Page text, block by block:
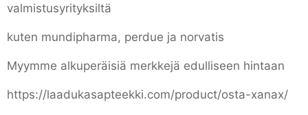
valmistusyrityksiltä
kuten mundipharma, perdue ja norvatis
Myymme alkuperäisiä merkkejä edulliseen hintaan
https://laadukasapteekki.com/product/osta-xanax/